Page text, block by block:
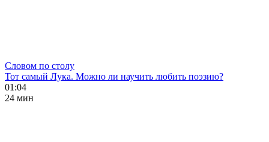
Словом по столу
Тот самый Лука. Можно ли научить любить поэзию?
01:04
24 мин